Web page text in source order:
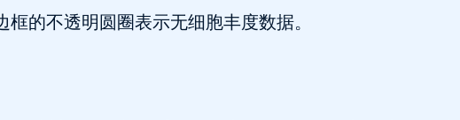
框的不透明圆圈表示无细胞丰度数据。